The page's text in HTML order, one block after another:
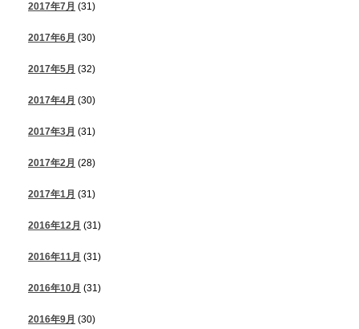
2017年7月 (31)
2017年6月 (30)
2017年5月 (32)
2017年4月 (30)
2017年3月 (31)
2017年2月 (28)
2017年1月 (31)
2016年12月 (31)
2016年11月 (31)
2016年10月 (31)
2016年9月 (30)